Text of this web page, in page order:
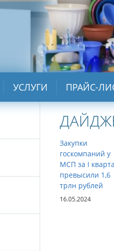
УСЛУГИ ПРАЙС-
Закупки
госкомпаний у
МСП за I
превысили 1,6
трлн рублей
16.05.2024